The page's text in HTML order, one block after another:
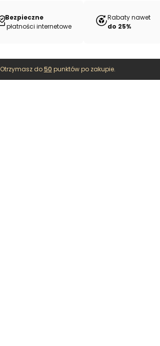
Bezpieczne
płatności internetowe
Rabaty nawet
do 25%
Otrzymasz do50 punktów po zakupie.